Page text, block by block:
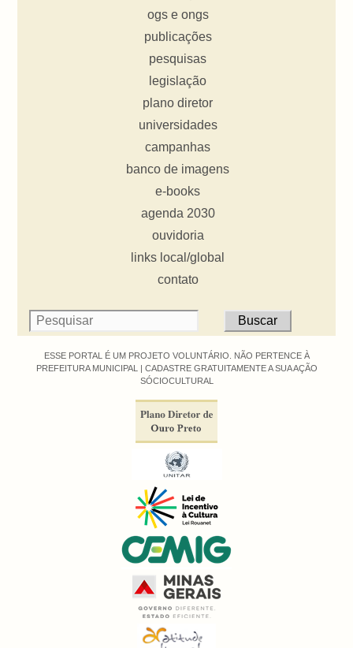
ogs e ongs
publicações
pesquisas
legislação
plano diretor
universidades
campanhas
banco de imagens
e-books
agenda 2030
ouvidoria
links local/global
contato
ESSE PORTAL É UM PROJETO VOLUNTÁRIO. NÃO PERTENCE À
PREFEITURA MUNICIPAL | CADASTRE GRATUITAMENTE A SUA AÇÃO
SÓCIOCULTURAL